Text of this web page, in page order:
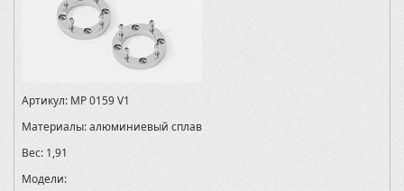
Артикул: MP 0159 V1
Материалы:алюминиевый сплав
Вес: 1,91
Модели: